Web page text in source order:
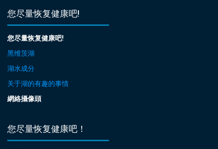
您尽量恢复健康吧!
您尽量恢复健康吧!
黑维茨湖
湖水成分
关于湖的有趣的事情
網絡攝像頭
您尽量恢复健康吧！